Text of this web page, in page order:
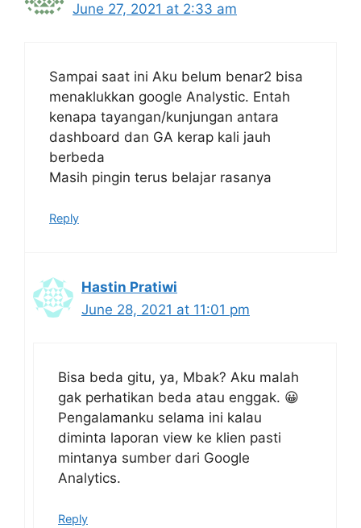
June 27, 2021 at 2:33 am
Sampai saat ini Aku belum benar2 bisa
menaklukkan google Analystic. Entah
kenapa tayangan/kunjungan antara
dashboard dan GA kerap kali jauh
berbeda
Masih pingin terus belajar rasanya
Reply
Hastin Pratiwi
June 28, 2021 at 11:01 pm
Bisa beda gitu, ya, Mbak? Aku malah
gak perhatikan beda atau enggak. 😀
Pengalamanku selama ini kalau
diminta laporan view ke klien pasti
mintanya sumber dari Google
Analytics.
Reply